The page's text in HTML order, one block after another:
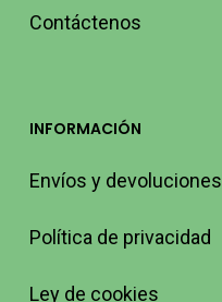
Contáctenos
INFORMACIÓN
Envíos y devoluciones
Política de privacidad
Ley de cookies